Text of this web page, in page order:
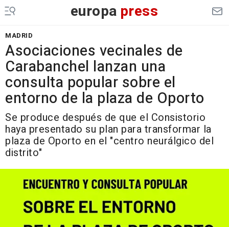
europa press
MADRID
Asociaciones vecinales de
Carabanchel lanzan una
consulta popular sobre el
entorno de la plaza de Oporto
Se produce después de que el Consistorio
haya presentado su plan para transformar la
plaza de Oporto en el "centro neurálgico del
distrito"